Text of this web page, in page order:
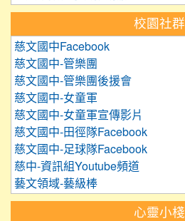
校園社群
慈文國中Facebook
慈文國中-管樂團
慈文國中-管樂團後援會
慈文國中-女童軍
慈文國中-女童軍宣傳影片
慈文國中-田徑隊Facebook
慈文國中-足球隊Facebook
慈中-資訊組Youtube頻道
藝文領域-藝級棒
心靈小棧